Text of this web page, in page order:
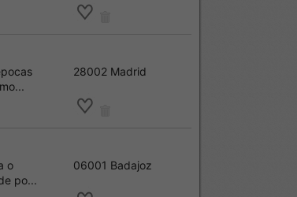
28002 Madrid
o
po...
06001 Badajoz